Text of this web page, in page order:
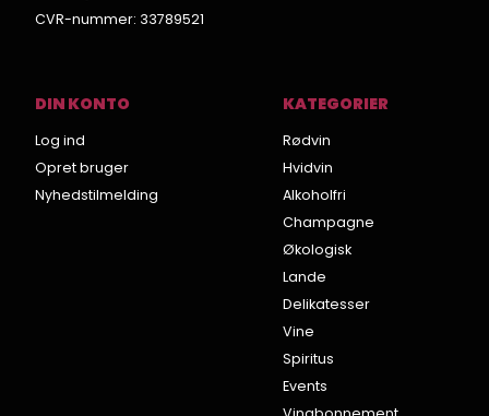
CVR-nummer: 33789521
DIN KONTO
Log ind
Opret bruger
Nyhedstilmelding
KATEGORIER
Rødvin
Hvidvin
Alkoholfri
Champagne
Økologisk
Lande
Delikatesser
Vine
Spiritus
Events